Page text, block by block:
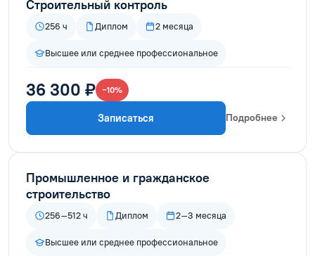
Строительный контроль
256 ч Диплом 2 месяца
Высшее или среднее профессиональное
36 300 ₽ −10%
Записаться Подробнее
Промышленное и гражданское
строительство
256–512 ч Диплом 2–3 месяца
Высшее или среднее профессиональное